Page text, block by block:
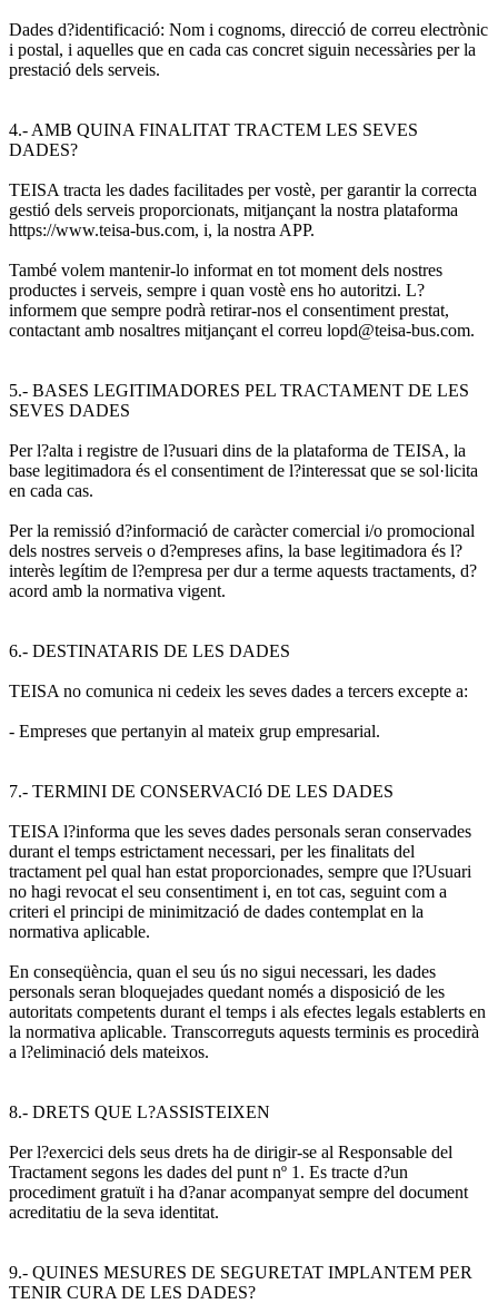
Dades d?identificació: Nom i cognoms, direcció de correu electrònic
i postal, i aquelles que en cada cas concret siguin necessàries per la
prestació dels serveis.
4.- AMB QUINA FINALITAT TRACTEM LES SEVES
DADES?
TEISA tracta les dades facilitades per vostè, per garantir la correcta
gestió dels serveis proporcionats, mitjançant la nostra plataforma
https://www.teisa-bus.com, i, la nostra APP.
També volem mantenir-lo informat en tot moment dels nostres
productes i serveis, sempre i quan vostè ens ho autoritzi. L?
informem que sempre podrà retirar-nos el consentiment prestat,
contactant amb nosaltres mitjançant el correu lopd@teisa-bus.com.
5.- BASES LEGITIMADORES PEL TRACTAMENT DE LES
SEVES DADES
Per l?alta i registre de l?usuari dins de la plataforma de TEISA, la
base legitimadora és el consentiment de l?interessat que se sol·licita
en cada cas.
Per la remissió d?informació de caràcter comercial i/o promocional
dels nostres serveis o d?empreses afins, la base legitimadora és l?
interès legítim de l?empresa per dur a terme aquests tractaments, d?
acord amb la normativa vigent.
6.- DESTINATARIS DE LES DADES
TEISA no comunica ni cedeix les seves dades a tercers excepte a:
- Empreses que pertanyin al mateix grup empresarial.
7.- TERMINI DE CONSERVACIó DE LES DADES
TEISA l?informa que les seves dades personals seran conservades
durant el temps estrictament necessari, per les finalitats del
tractament pel qual han estat proporcionades, sempre que l?Usuari
no hagi revocat el seu consentiment i, en tot cas, seguint com a
criteri el principi de minimització de dades contemplat en la
normativa aplicable.
En conseqüència, quan el seu ús no sigui necessari, les dades
personals seran bloquejades quedant només a disposició de les
autoritats competents durant el temps i als efectes legals establerts en
la normativa aplicable. Transcorreguts aquests terminis es procedirà
a l?eliminació dels mateixos.
8.- DRETS QUE L?ASSISTEIXEN
Per l?exercici dels seus drets ha de dirigir-se al Responsable del
Tractament segons les dades del punt nº 1. Es tracte d?un
procediment gratuït i ha d?anar acompanyat sempre del document
acreditatiu de la seva identitat.
9.- QUINES MESURES DE SEGURETAT IMPLANTEM PER
TENIR CURA DE LES DADES?